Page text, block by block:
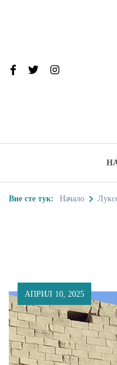
Вие сте тук: Начало
АПРИЛ 10, 2025